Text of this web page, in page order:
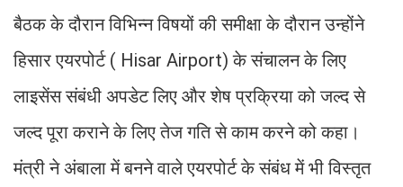
बैठक के दौरान विभिन्न विषयों की समीक्षा के दौरान उन्होंने
हिसार एयरपोर्ट ( Hisar Airport) के संचालन के लिए
लाइसेंस संबंधी अपडेट लिए और शेष प्रक्रिया को जल्द से
जल्द पूरा कराने के लिए तेज गति से काम करने को कहा।
मंत्री ने अंबाला में बनने वाले एयरपोर्ट के संबंध में भी विस्तृत